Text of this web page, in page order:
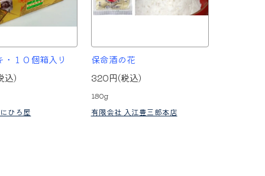
・１０個箱入り
込)
ひろ屋
保命酒の花
320円(税込)
180g
有限会社 入江豊三郎本店